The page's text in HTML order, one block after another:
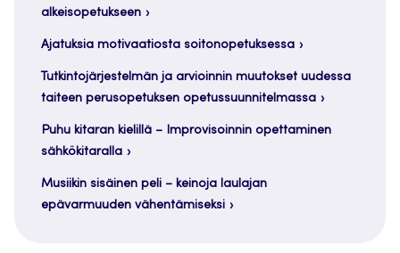
alkeisopetukseen
Ajatuksia motivaatiosta soitonopetuksessa
Tutkintojärjestelmän ja arvioinnin muutokset uudessa
taiteen perusopetuksen opetussuunnitelmassa
Puhu kitaran kielillä – Improvisoinnin opettaminen
sähkökitaralla
Musiikin sisäinen peli – keinoja laulajan
epävarmuuden vähentämiseksi